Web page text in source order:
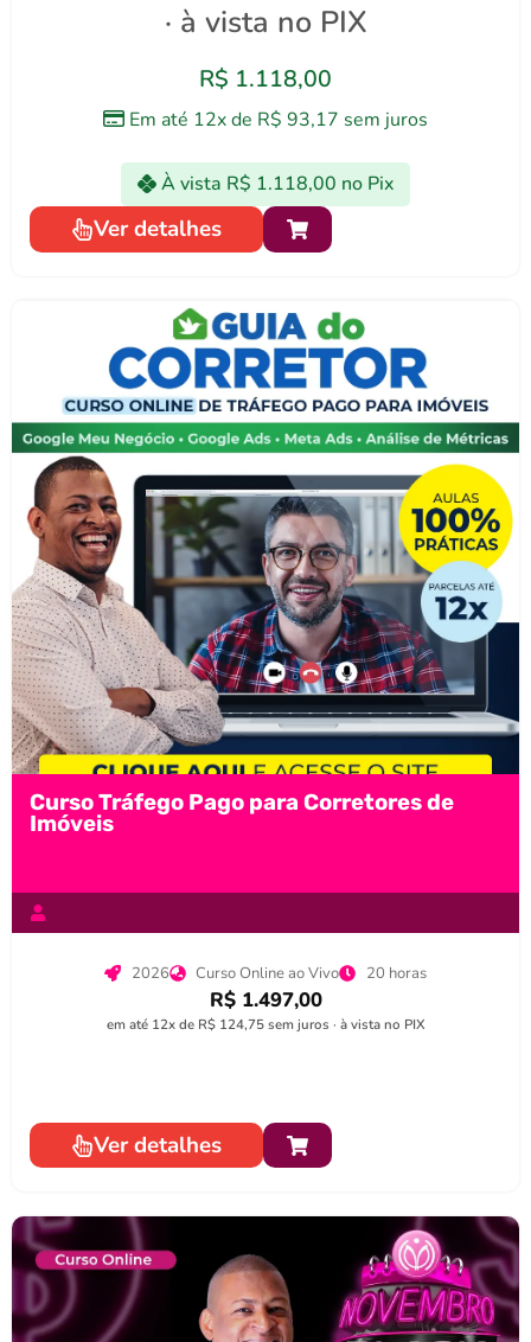
· à vista no PIX
R$ 1.118,00
Em até 12x de R$ 93,17 sem juros
À vista R$ 1.118,00 no Pix
Ver detalhes
Curso Tráfego Pago para Corretores de
Imóveis
2026 Curso Online ao Vivo 20 horas
R$ 1.497,00
em até 12x de R$ 124,75 sem juros · à vista no PIX
Ver detalhes